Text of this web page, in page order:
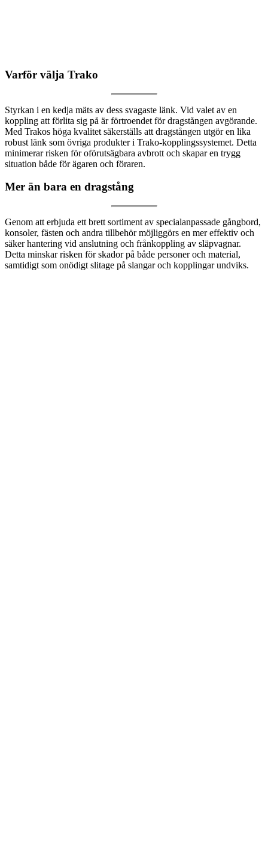
Varför välja Trako
Styrkan i en kedja mäts av dess svagaste länk. Vid valet av en
koppling att förlita sig på är förtroendet för dragstången avgörande.
Med Trakos höga kvalitet säkerställs att dragstången utgör en lika
robust länk som övriga produkter i Trako-kopplingssystemet. Detta
minimerar risken för oförutsägbara avbrott och skapar en trygg
situation både för ägaren och föraren.
Mer än bara en dragstång
Genom att erbjuda ett brett sortiment av specialanpassade gångbord,
konsoler, fästen och andra tillbehör möjliggörs en mer effektiv och
säker hantering vid anslutning och frånkoppling av släpvagnar.
Detta minskar risken för skador på både personer och material,
samtidigt som onödigt slitage på slangar och kopplingar undviks.